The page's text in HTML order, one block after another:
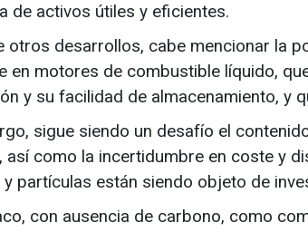
de activos útiles y eficientes.
otros desarrollos, cabe mencionar la
en motores de combustible líquido,
y su facilidad de almacenamiento, y
sigue siendo un desafío el
así como la incertidumbre en coste y
y partículas están siendo objeto de
con ausencia de carbono, como